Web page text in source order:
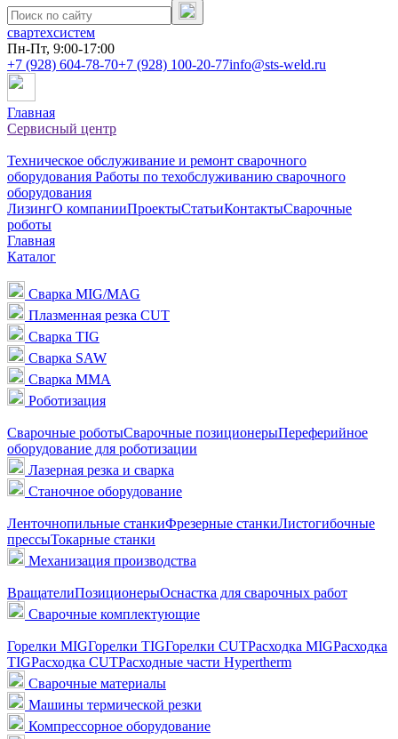
свартехсистем
Пн-Пт, 9:00-17:00
+7 (928) 604-78-70+7 (928) 100-20-77info@sts-weld.ru
Главная
Сервисный центр
Техническое обслуживание и ремонт сварочного
оборудования Работы по техобслуживанию сварочного
оборудования
ЛизингО компанииПроектыСтатьиКонтактыСварочные
роботы
Главная
Каталог
Сварка MIG/MAG
Плазменная резка CUT
Сварка TIG
Сварка SAW
Сварка MMA
Роботизация
Сварочные роботыСварочные позиционерыПереферийное
оборудование для роботизации
Лазерная резка и сварка
Станочное оборудование
Ленточнопильные станкиФрезерные станкиЛистогибочные
прессыТокарные станки
Механизация производства
ВращателиПозиционерыОснастка для сварочных работ
Сварочные комплектующие
Горелки MIGГорелки TIGГорелки CUTРасходка MIGРасходка
TIGРасходка CUTРасходные части Hypertherm
Сварочные материалы
Машины термической резки
Компрессорное оборудование